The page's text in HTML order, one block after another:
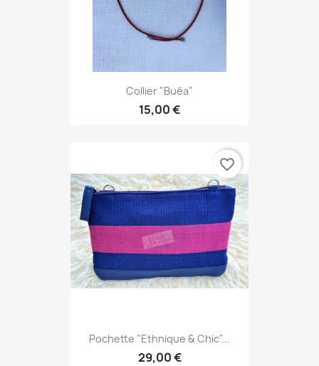
Collier "Buéa"
15,00 €
Pochette "Ethnique & Chic"...
29,00 €
favorite_border